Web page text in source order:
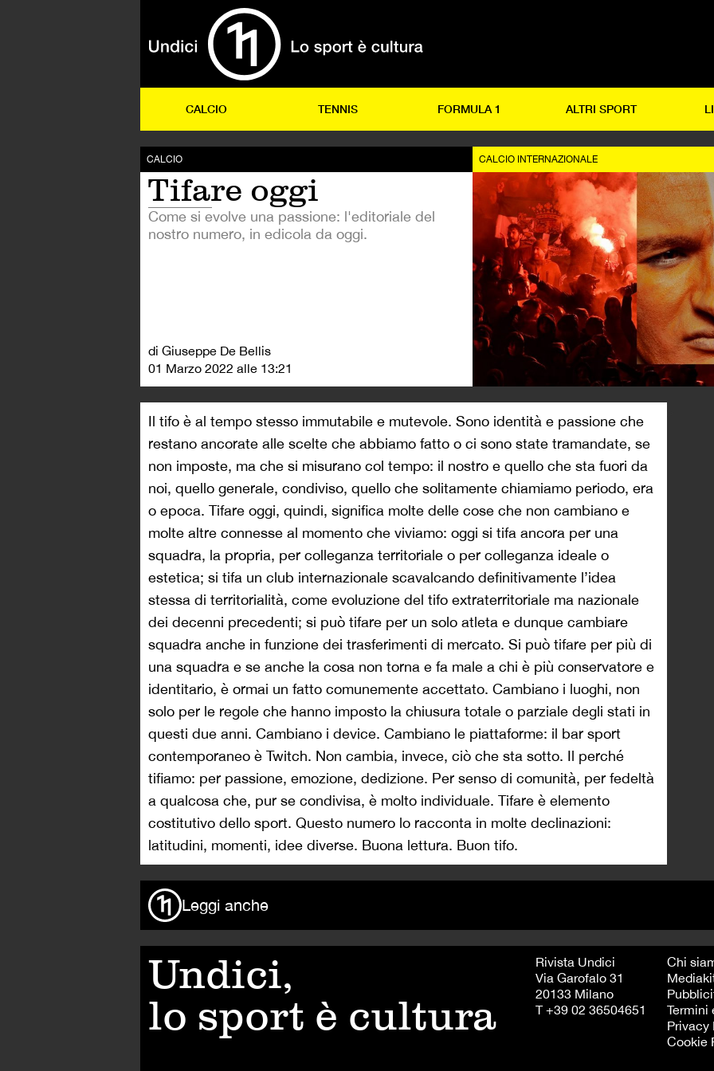
CALCIO TENNIS FORMULA 1 ALTRI SPORT
CALCIO
Tifare oggi
Come si evolve una passione: l'editoriale del
nostro numero, in edicola da oggi.
di Giuseppe De Bellis
01 Marzo 2022 alle 13:21
CALCIO INTERNAZIONALE
Il tifo è al tempo stesso immutabile e mutevole. Sono identità e passione che
restano ancorate alle scelte che abbiamo fatto o ci sono state tramandate, se
non imposte, ma che si misurano col tempo: il nostro e quello che sta fuori da
noi, quello generale, condiviso, quello che solitamente chiamiamo periodo, era
o epoca. Tifare oggi, quindi, significa molte delle cose che non cambiano e
molte altre connesse al momento che viviamo: oggi si tifa ancora per una
squadra, la propria, per colleganza territoriale o per colleganza ideale o
estetica; si tifa un club internazionale scavalcando definitivamente l’idea
stessa di territorialità, come evoluzione del tifo extraterritoriale ma nazionale
dei decenni precedenti; si può tifare per un solo atleta e dunque cambiare
squadra anche in funzione dei trasferimenti di mercato. Si può tifare per più di
una squadra e se anche la cosa non torna e fa male a chi è più conservatore e
identitario, è ormai un fatto comunemente accettato. Cambiano i luoghi, non
solo per le regole che hanno imposto la chiusura totale o parziale degli stati in
questi due anni. Cambiano i device. Cambiano le piattaforme: il bar sport
contemporaneo è Twitch. Non cambia, invece, ciò che sta sotto. Il perché
tifiamo: per passione, emozione, dedizione. Per senso di comunità, per fedeltà
a qualcosa che, pur se condivisa, è molto individuale. Tifare è elemento
costitutivo dello sport. Questo numero lo racconta in molte declinazioni:
latitudini, momenti, idee diverse. Buona lettura. Buon tifo.
Leggi anche
Undici,
lo sport è cultura
Rivista Undici
Via Garofalo 31
20133 Milano
T +39 02 36504651
Chi
Termini
Privacy
Cookie